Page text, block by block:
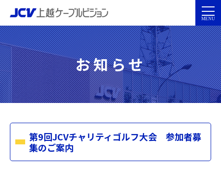
お知らせ
第9回JCVチャリティゴルフ大会 参加者募
集のご案内